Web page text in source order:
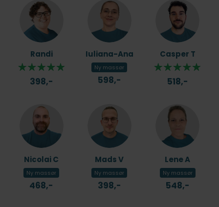
Randi
398,-
Iuliana-Ana
Ny massør
598,-
Casper T
518,-
Nicolai C
Ny massør
468,-
Mads V
Ny massør
398,-
Lene A
Ny massør
548,-